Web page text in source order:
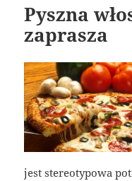
Pyszna
zaprasza
jest stereotypowa